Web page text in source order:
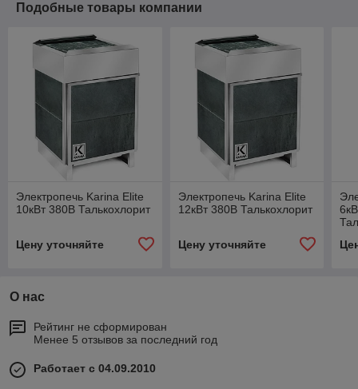
Подобные товары компании
Электропечь Karina Elite
10кВт 380В Талькохлорит
Цену уточняйте
Электропечь Karina Elite
12кВт 380В Талькохлорит
Цену уточняйте
О нас
Рейтинг не сформирован
Менее 5 отзывов за последний год
Работает с 04.09.2010